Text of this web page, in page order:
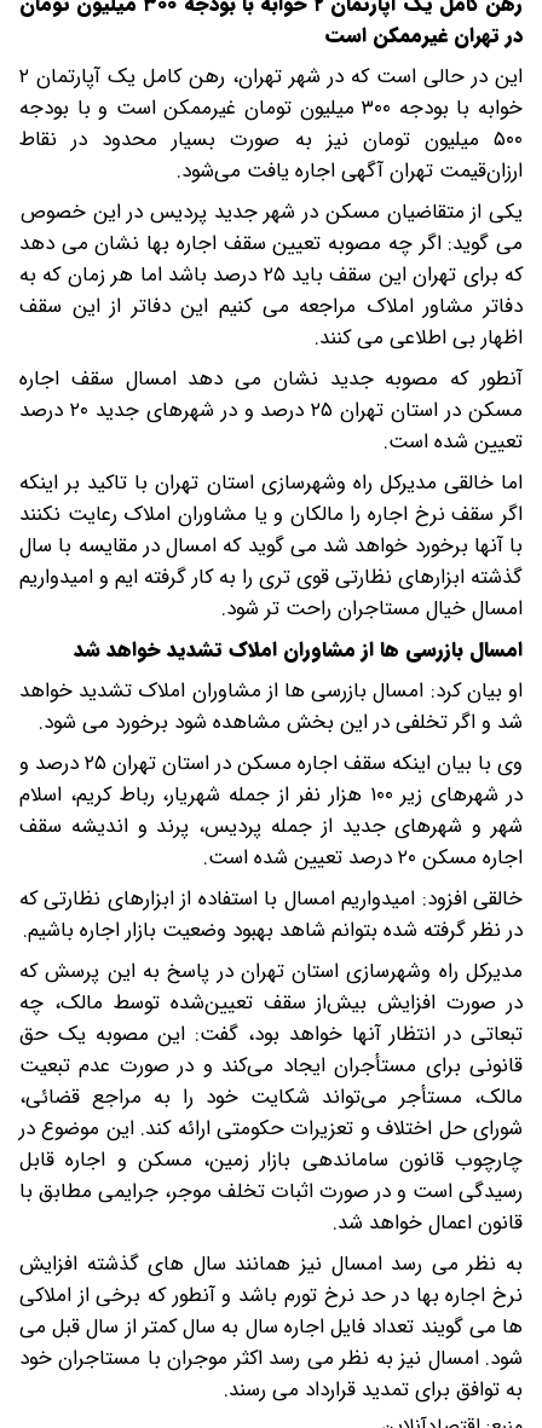
در تهران غیرممکن است
این در حالی است که در شهر تهران، رهن کامل یک آپارتمان ۲
خوابه با بودجه ۳۰۰ میلیون تومان غیرممکن است و با بودجه
۵۰۰ میلیون تومان نیز به صورت بسیار محدود در نقاط
ارزان‌قیمت تهران آگهی اجاره یافت می‌شود.
یکی از متقاضیان مسکن در شهر جدید پردیس در این خصوص
می گوید: اگر چه مصوبه تعیین سقف اجاره بها نشان می دهد
که برای تهران این سقف باید ۲۵ درصد باشد اما هر زمان که به
دفاتر مشاور املاک مراجعه می کنیم این دفاتر از این سقف
اظهار بی اطلاعی می کنند.
آنطور که مصوبه جدید نشان می دهد امسال سقف اجاره
مسکن در استان تهران ۲۵ درصد و در شهرهای جدید ۲۰ درصد
تعیین شده است.
اما خالقی مدیرکل راه وشهرسازی استان تهران با تاکید بر اینکه
اگر سقف نرخ اجاره را مالکان و یا مشاوران املاک رعایت نکنند
با آنها برخورد خواهد شد می گوید که امسال در مقایسه با سال
گذشته ابزارهای نظارتی قوی تری را به کار گرفته ایم و امیدواریم
امسال خیال مستاجران راحت تر شود.
امسال بازرسی ها از مشاوران املاک تشدید خواهد شد
او بیان کرد: امسال بازرسی ها از مشاوران املاک تشدید خواهد
شد و اگر تخلفی در این بخش مشاهده شود برخورد می شود.
وی با بیان اینکه سقف اجاره مسکن در استان تهران ۲۵ درصد و
در شهرهای زیر ۱۰۰ هزار نفر از جمله شهریار، رباط کریم، اسلام
شهر و شهرهای جدید از جمله پردیس، پرند و اندیشه سقف
اجاره مسکن ۲۰ درصد تعیین شده است.
خالقی افزود: امیدواریم امسال با استفاده از ابزارهای نظارتی که
در نظر گرفته شده بتوانم شاهد بهبود وضعیت بازار اجاره باشیم.
مدیرکل راه وشهرسازی استان تهران در پاسخ به این پرسش که
در صورت افزایش بیش‌از سقف تعیین‌شده توسط مالک، چه
تبعاتی در انتظار آنها خواهد بود، گفت: این مصوبه یک حق
قانونی برای مستأجران ایجاد می‌کند و در صورت عدم تبعیت
مالک، مستأجر می‌تواند شکایت خود را به مراجع قضائی،
شورای حل اختلاف و تعزیرات حکومتی ارائه کند. این موضوع در
چارچوب قانون ساماندهی بازار زمین، مسکن و اجاره قابل
رسیدگی است و در صورت اثبات تخلف موجر، جرایمی مطابق با
قانون اعمال خواهد شد.
به نظر می رسد امسال نیز همانند سال های گذشته افزایش
نرخ اجاره بها در حد نرخ تورم باشد و آنطور که برخی از املاکی
ها می گویند تعداد فایل اجاره سال به سال کمتر از سال قبل می
شود. امسال نیز به نظر می رسد اکثر موجران با مستاجران خود
به توافق برای تمدید قرارداد می رسند.